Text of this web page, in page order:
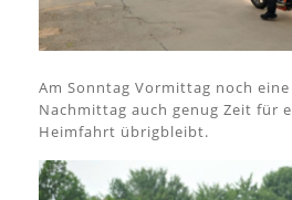
Am Sonntag Vormittag noch
Nachmittag auch genug Zeit für
Heimfahrt übrigbleibt.